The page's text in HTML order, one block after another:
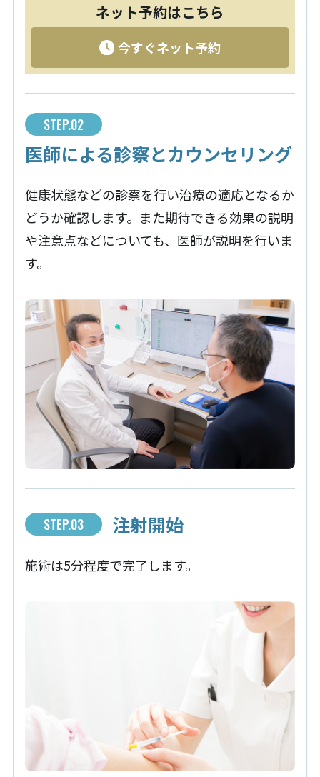
ネット予約はこちら
今すぐネット予約
STEP.02
医師による診察とカウンセリング
健康状態などの診察を行い治療の適応となるか
どうか確認します。また期待できる効果の説明
や注意点などについても、医師が説明を行いま
す。
STEP.03 注射開始
施術は5分程度で完了します。